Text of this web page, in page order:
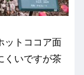
ットココア面
くいですが茶